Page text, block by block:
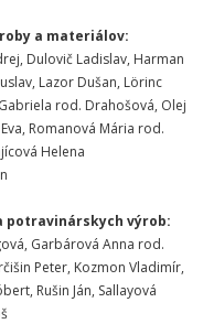
a materiálov:
Dulovič Ladislav, Harman
Lazor Dušan, Lörinc
rod. Drahošová, Olej
Romanová Mária rod.
Helena
potravinárskych výrob:
Garbárová Anna rod.
Peter, Kozmon Vladimír,
Rušin Ján, Sallayová